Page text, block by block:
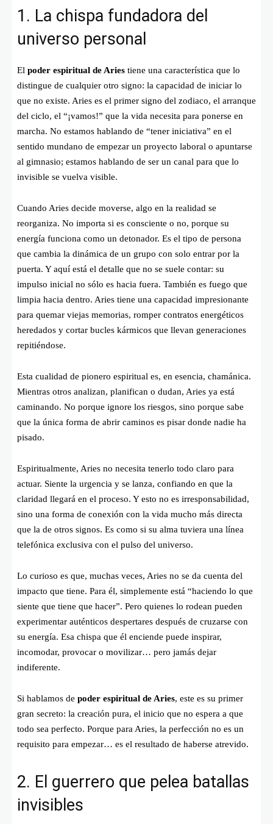
1. La chispa fundadora del
universo personal
El poder espiritual de Aries tiene una característica que lo
distingue de cualquier otro signo: la capacidad de iniciar lo
que no existe. Aries es el primer signo del zodiaco, el arranque
del ciclo, el “¡vamos!” que la vida necesita para ponerse en
marcha. No estamos hablando de “tener iniciativa” en el
sentido mundano de empezar un proyecto laboral o apuntarse
al gimnasio; estamos hablando de ser un canal para que lo
invisible se vuelva visible.
Cuando Aries decide moverse, algo en la realidad se
reorganiza. No importa si es consciente o no, porque su
energía funciona como un detonador. Es el tipo de persona
que cambia la dinámica de un grupo con solo entrar por la
puerta. Y aquí está el detalle que no se suele contar: su
impulso inicial no sólo es hacia fuera. También es fuego que
limpia hacia dentro. Aries tiene una capacidad impresionante
para quemar viejas memorias, romper contratos energéticos
heredados y cortar bucles kármicos que llevan generaciones
repitiéndose.
Esta cualidad de pionero espiritual es, en esencia, chamánica.
Mientras otros analizan, planifican o dudan, Aries ya está
caminando. No porque ignore los riesgos, sino porque sabe
que la única forma de abrir caminos es pisar donde nadie ha
pisado.
Espiritualmente, Aries no necesita tenerlo todo claro para
actuar. Siente la urgencia y se lanza, confiando en que la
claridad llegará en el proceso. Y esto no es irresponsabilidad,
sino una forma de conexión con la vida mucho más directa
que la de otros signos. Es como si su alma tuviera una línea
telefónica exclusiva con el pulso del universo.
Lo curioso es que, muchas veces, Aries no se da cuenta del
impacto que tiene. Para él, simplemente está “haciendo lo que
siente que tiene que hacer”. Pero quienes lo rodean pueden
experimentar auténticos despertares después de cruzarse con
su energía. Esa chispa que él enciende puede inspirar,
incomodar, provocar o movilizar… pero jamás dejar
indiferente.
Si hablamos de poder espiritual de Aries, este es su primer
gran secreto: la creación pura, el inicio que no espera a que
todo sea perfecto. Porque para Aries, la perfección no es un
requisito para empezar… es el resultado de haberse atrevido.
2. El guerrero que pelea batallas
invisibles